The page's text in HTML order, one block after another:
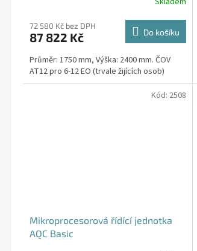
72 580 Kč bez DPH
87 822 Kč Do košíku
Průměr: 1750 mm, Výška: 2400 mm. ČOV
AT12 pro 6-12 EO (trvale žijících osob)
Mikroprocesorová řídící jednotka
AQC Basic
Kód: 2508